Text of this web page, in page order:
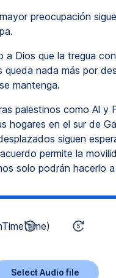
preocupación
a Dios que la tregua
nada más por
mantenga.
palestinos como Al y
hogares en el sur de
siguen
permite la
solo podrán hacerlo a
Select Audio file